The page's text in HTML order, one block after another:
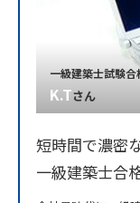
一級建築士試験合
K.Tさん
短時間で濃密
一級建築士合